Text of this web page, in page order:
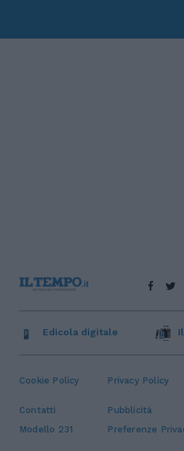
Cookie Policy Privacy Policy
Contatti Pubblicità
Modello 231
Preferenze
Edicola digitale